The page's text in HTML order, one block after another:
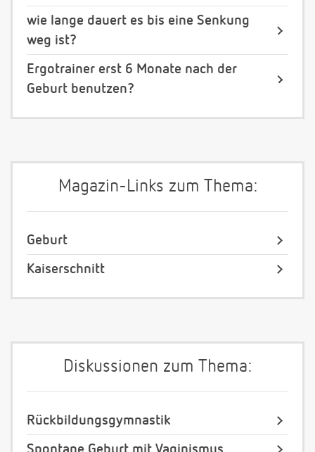
wie lange dauert es bis eine Senkung
weg ist?
Ergotrainer erst 6 Monate nach der
Geburt benutzen?
Magazin-Links zum Thema:
Geburt
Kaiserschnitt
Diskussionen zum Thema:
Rückbildungsgymnastik